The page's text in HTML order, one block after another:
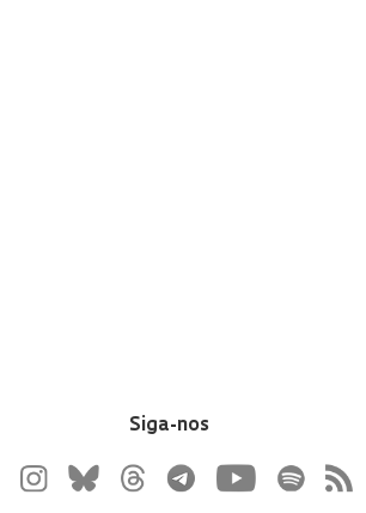
Siga-nos